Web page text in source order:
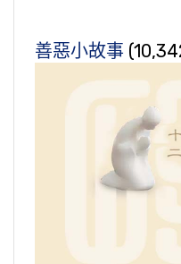
善惡小故事